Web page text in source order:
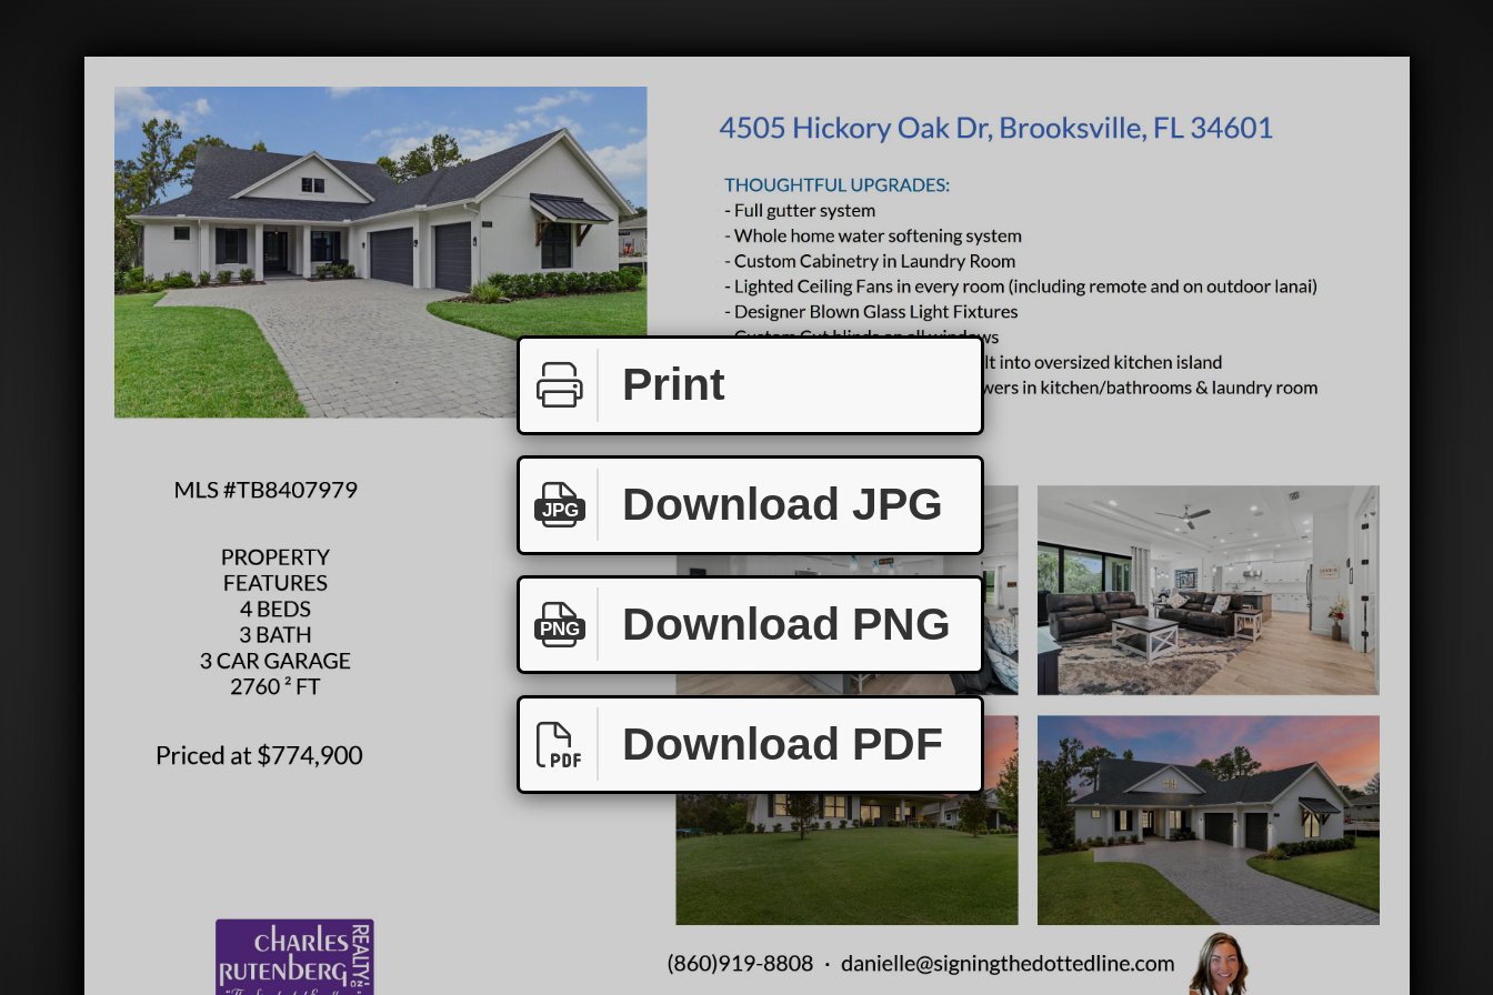
Print
JPG Download JPG
PNG Download PNG
Download PDF